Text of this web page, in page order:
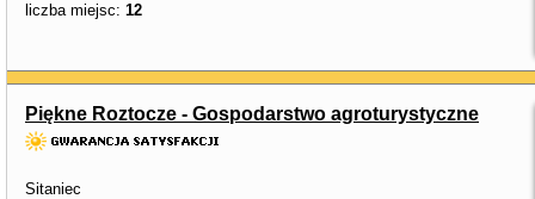
liczba miejsc: 12
Piękne Roztocze - Gospodarstwo agroturystyczne
Sitaniec